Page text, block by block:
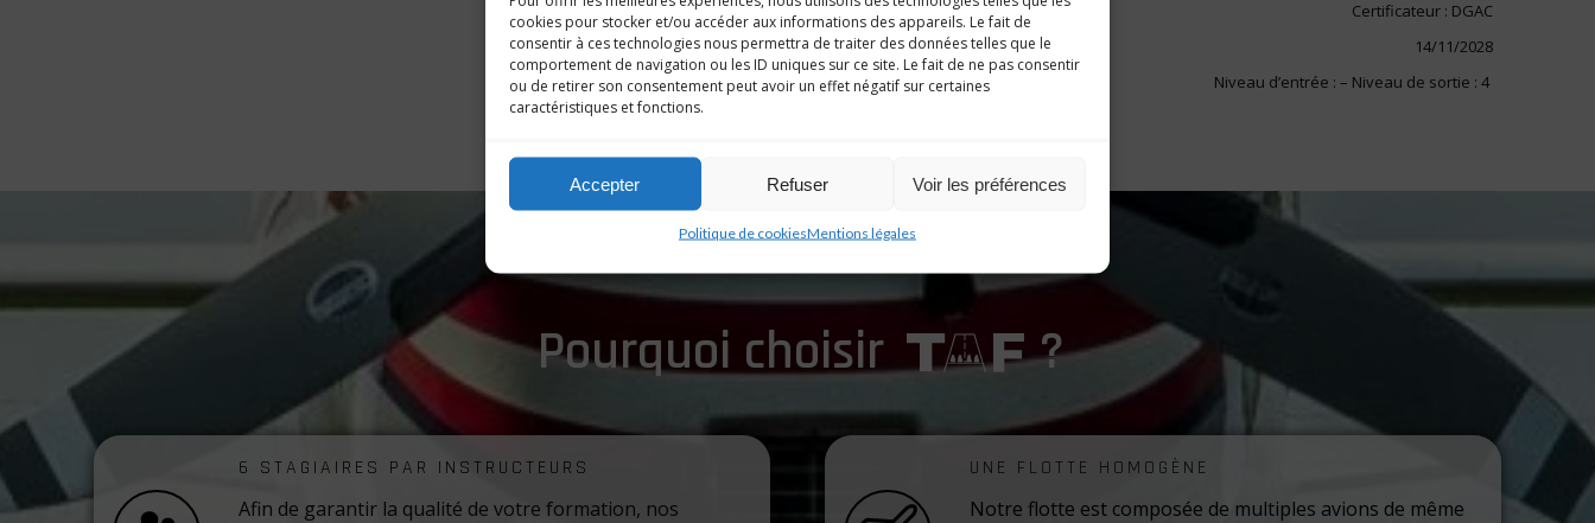
cookies pour stocker et/ou accéder aux informations des appareils. Le fait de
consentir à ces technologies nous permettra de traiter des données telles que le
comportement de navigation ou les ID uniques sur ce site. Le fait de ne pas consentir
ou de retirer son consentement peut avoir un effet négatif sur certaines
caractéristiques et fonctions.
Accepter Refuser Voir les préférences
Politique de cookiesMentions légales
Certificateur : DGAC
14/11/2028
Niveau d’entrée : – Niveau de sortie : 4
Pourquoi choisir ?
6 STAGIAIRES PAR INSTRUCTEURS
Afin de garantir la qualité de votre formation, nos
UNE FLOTTE HOMOGÈNE
Notre flotte est composée de multiples avions de même